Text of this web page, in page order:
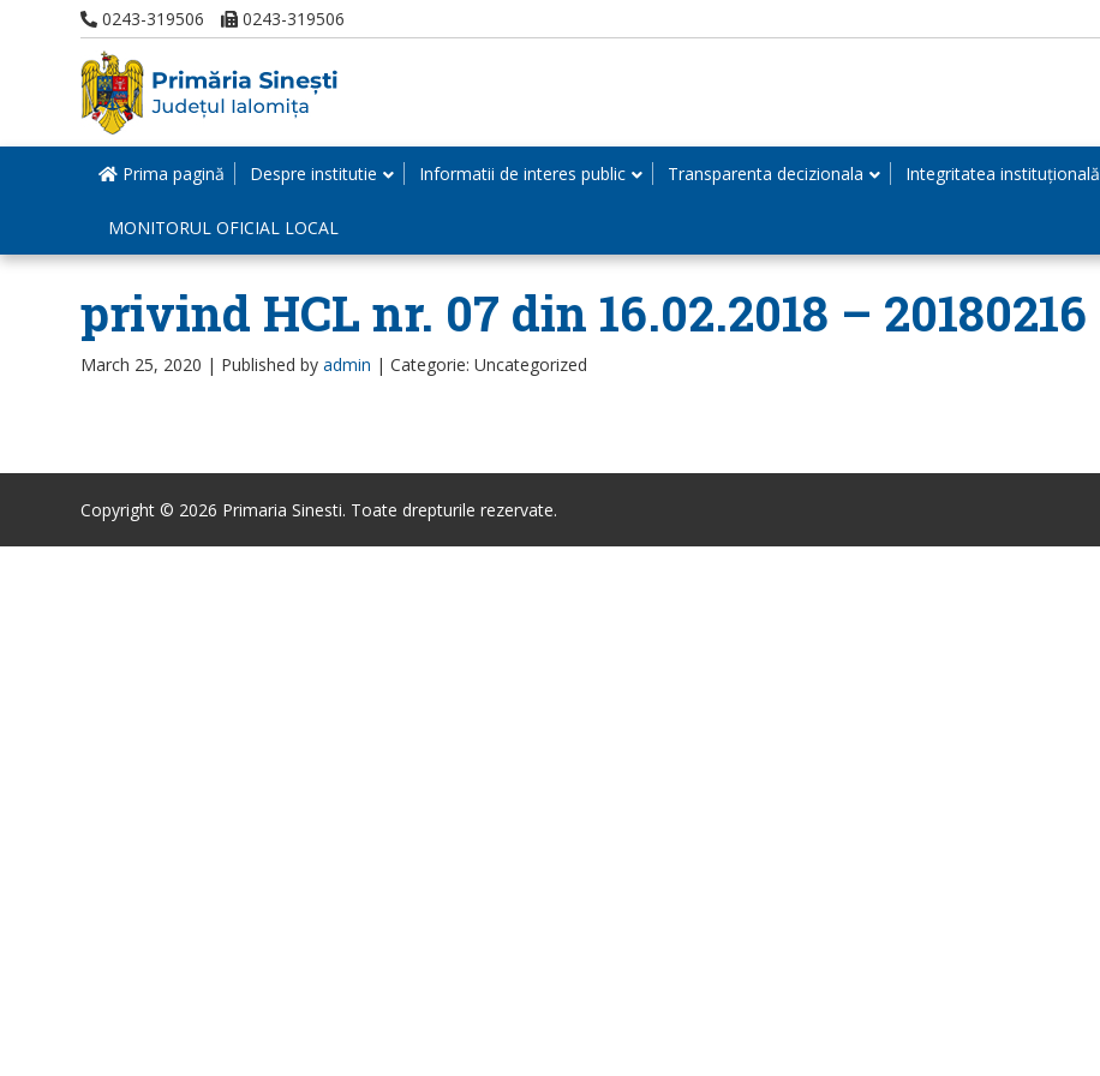
0243-319506 0243-319506
Prima pagină Despre institutie Informatii de interes public Transparenta decizionala Integritatea instituțională
MONITORUL OFICIAL LOCAL
privind HCL nr. 07 din 16.02.2018 – 20180216
March 25, 2020 | Published by admin | Categorie: Uncategorized
Copyright © 2026 Primaria Sinesti. Toate drepturile rezervate.